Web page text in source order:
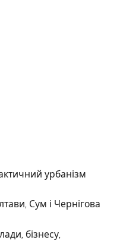
урбанізм
Сум і Чернігова
бізнесу,